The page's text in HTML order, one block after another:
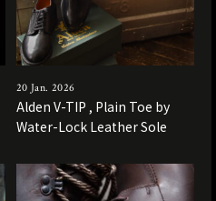
20 Jan. 2026
Alden V-TIP , Plain Toe by
Water-Lock Leather Sole